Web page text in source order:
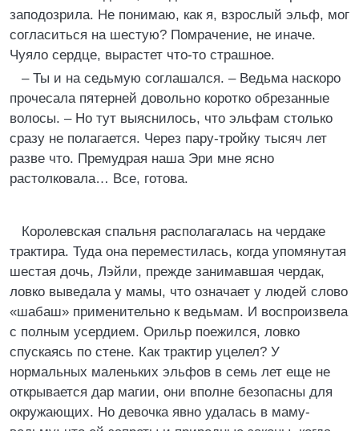
заподозрила. Не понимаю, как я, взрослый эльф, мог
согласиться на шестую? Помрачение, не иначе.
Чуяло сердце, вырастет что-то страшное.
– Ты и на седьмую соглашался. – Ведьма наскоро
прочесала пятерней довольно коротко обрезанные
волосы. – Но тут выяснилось, что эльфам столько
сразу не полагается. Через пару-тройку тысяч лет
разве что. Премудрая наша Эри мне ясно
растолковала… Все, готова.
Королевская спальня располагалась на чердаке
трактира. Туда она переместилась, когда упомянутая
шестая дочь, Лэйли, прежде занимавшая чердак,
ловко выведала у мамы, что означает у людей слово
«шабаш» применительно к ведьмам. И воспроизвела
с полным усердием. Орильр поежился, ловко
спускаясь по стене. Как трактир уцелел? У
нормальных маленьких эльфов в семь лет еще не
открывается дар магии, они вполне безопасны для
окружающих. Но девочка явно удалась в маму-